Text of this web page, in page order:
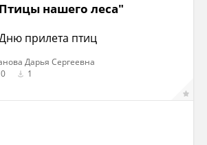
нашего леса"
прилета птиц
Дарья Сергеевна
0 1